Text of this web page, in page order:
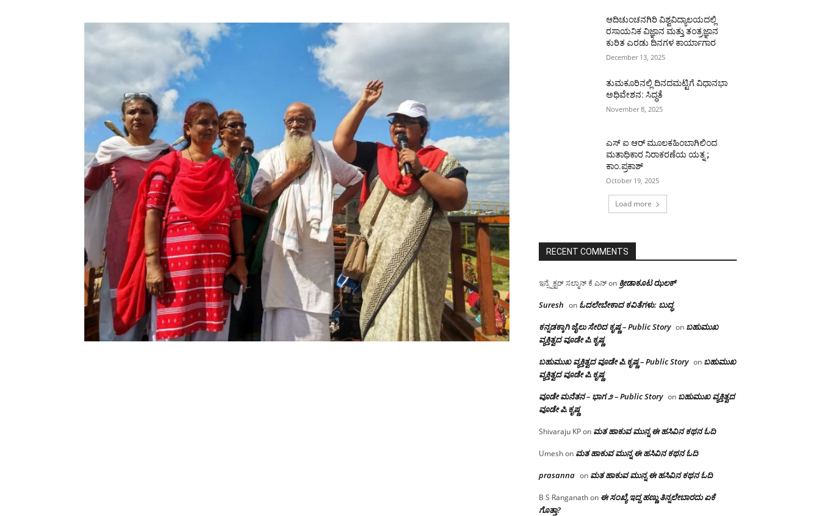
ಆದಿಚುಂಚನಗಿರಿ ವಿಶ್ವವಿದ್ಯಾಲಯದಲ್ಲಿ
ರಸಾಯನಿಕ ವಿಜ್ಞಾನ ಮತ್ತು ತಂತ್ರಜ್ಞಾನ
ಕುರಿತ ಎರಡು ದಿನಗಳ ಕಾರ್ಯಾಗಾರ
December 13, 2025
ತುಮಕೂರಿನಲ್ಲಿ ದಿನದಮಟ್ಟಿಗೆ ವಿಧಾನಭಾ
ಅಧಿವೇಶನ: ಸಿದ್ಧತೆ
November 8, 2025
ಎಸ್ ಐ ಆರ್ ಮೂಲಕಹಿಂಬಾಗಿಲಿಂದ
ಮತಾಧಿಕಾರ ನಿರಾಕರಣೆಯ ಯತ್ನ ;
ಕಾಂ.ಪ್ರಕಾಶ್
October 19, 2025
Load more
RECENT COMMENTS
ಇನ್ಸ್ಪೆಕ್ಟರ್ ಸಲ್ಮಾನ್ ಕೆ ಎನ್on ಕ್ರೀಡಾಕೂಟ ಝಲಕ್
Suresh on ಓದಲೇಬೇಕಾದ‌ ಕವಿತೆಗಳು: ಬುದ್ಧ
ಕನ್ನಡಕ್ಕಾಗಿ ಜೈಲು ಸೇರಿದ ಕೃಷ್ಣ – Public Story on ಬಹುಮುಖ
ವ್ಯಕ್ತಿತ್ವದ ವೂಡೇ ಪಿ.ಕೃಷ್ಣ
ಬಹುಮುಖ ವ್ಯಕ್ತಿತ್ವದ ವೂಡೇ ಪಿ.ಕೃಷ್ಣ – Public Story on ಬಹುಮುಖ
ವ್ಯಕ್ತಿತ್ವದ ವೂಡೇ ಪಿ.ಕೃಷ್ಣ
ವೂಡೇ ಮನೆತನ – ಭಾಗ ೨ – Public Story on ಬಹುಮುಖ ವ್ಯಕ್ತಿತ್ವದ
ವೂಡೇ ಪಿ.ಕೃಷ್ಣ
Shivaraju KPon ಮತ ಹಾಕುವ ಮುನ್ನ ಈ ಹಸಿವಿನ ಕಥನ ಓದಿ
Umeshon ಮತ ಹಾಕುವ ಮುನ್ನ ಈ ಹಸಿವಿನ ಕಥನ ಓದಿ
prasanna on ಮತ ಹಾಕುವ ಮುನ್ನ ಈ ಹಸಿವಿನ ಕಥನ ಓದಿ
B S Ranganathon ಈ ಸಂಖ್ಯೆ ಇದ್ದ ಹಣ್ಣು ತಿನ್ನಲೇಬಾರದು ಏಕೆ
ಗೊತ್ತಾ?